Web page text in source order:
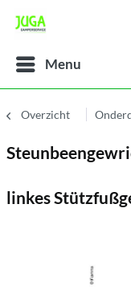
Menu
Overzicht
linkes